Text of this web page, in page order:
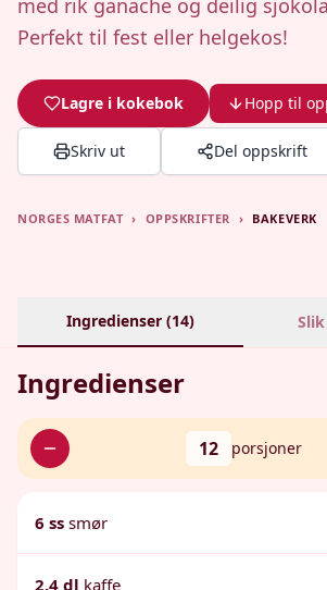
med rik ganache og deilig
Perfekt til fest eller helgekos!
Lagre i kokebok Hopp til
Skriv ut Del oppskrift
NORGES MATFAT › OPPSKRIFTER › BAKEVERK
Ingredienser (14)
Ingredienser
12 porsjoner
6 ss smør
2.4 dl kaffe